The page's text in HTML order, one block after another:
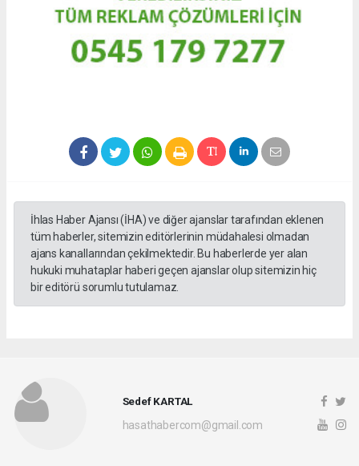
İhlas Haber Ajansı (İHA) ve diğer ajanslar tarafından eklenen
tüm haberler, sitemizin editörlerinin müdahalesi olmadan
ajans kanallarından çekilmektedir. Bu haberlerde yer alan
hukuki muhataplar haberi geçen ajanslar olup sitemizin hiç
bir editörü sorumlu tutulamaz.
Sedef KARTAL
hasathabercom@gmail.com